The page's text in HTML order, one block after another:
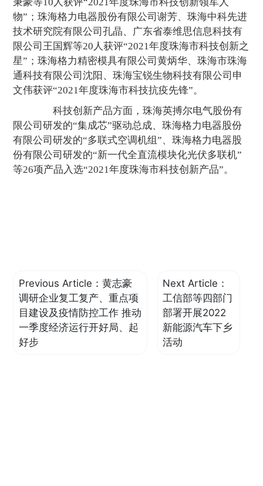
物”；珠海格力电器股份有限公司谢芳、珠海中科先进
技术研究院有限公司孔晶、广东省泰维思信息科技有
限公司王国辉等20人获评“2021年度珠海市科技创新之
星”；珠海格力精密模具有限公司黄炳华、珠海市珠海
通科技有限公司沈阳、珠海宝锐生物科技有限公司申
文伟获评“2021年度珠海市科技抗疫先锋”。
科技创新产品方面，珠海英搏尔电气股份有
限公司研发的“集成芯”驱动总成、珠海格力电器股份
有限公司研发的“多联式空调机组”、珠海格力电器股
份有限公司研发的“新一代全直流模块化光伏多联机”
等26项产品入选“2021年度珠海市科技创新产品”。
Previous Article： 黄志豪
调研企业复工复产、重点项
目建设及疫情防控工作 推动
一季度经济运行开好局、起
好步
Next Article：
工信部等四部门
部署开展2022
新能源汽车下乡
活动